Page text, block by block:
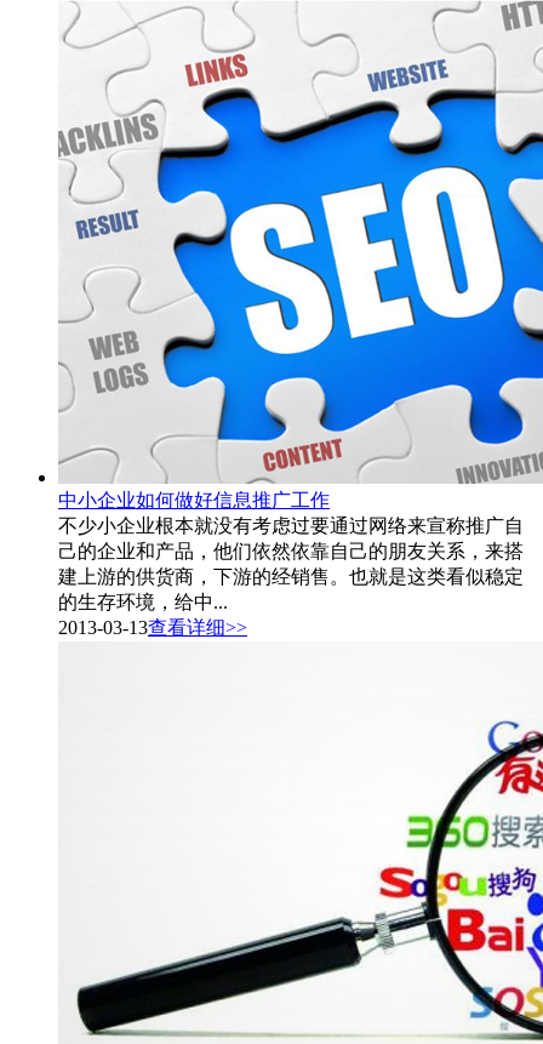
中小企业如何做好信息推广工作
不少小企业根本就没有考虑过要通过网络来宣称推广自
己的企业和产品，他们依然依靠自己的朋友关系，来搭
建上游的供货商，下游的经销售。也就是这类看似稳定
的生存环境，给中...
2013-03-13查看详细>>